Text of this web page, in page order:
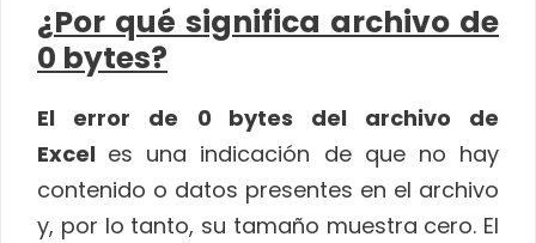
¿Por qué significa archivo de
0 bytes?
El error de
0 bytes del archivo de
Excel es una indicación de que no hay
contenido o datos presentes en el archivo
y, por lo tanto, su tamaño muestra cero. El